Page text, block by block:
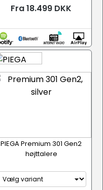
Fra 18.499 DKK
PIEGA Premium 301 Gen2
højttalere